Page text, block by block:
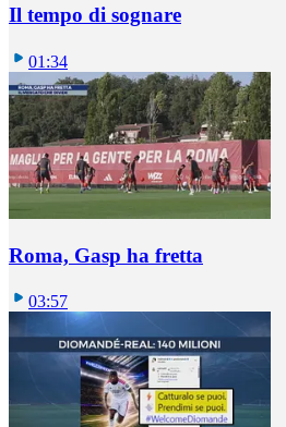
Il tempo di sognare
01:34
Roma, Gasp ha fretta
03:57